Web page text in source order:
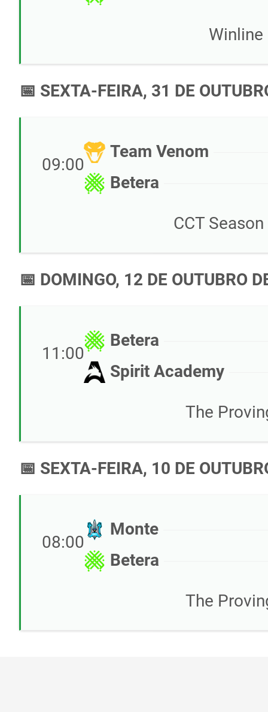
📅 SEXTA-FEIRA, 31 DE
09:00
Team Venom
Betera
CCT
📅 DOMINGO, 12 DE OUTUBRO
11:00
Betera
Spirit Academy
The
📅 SEXTA-FEIRA, 10 DE
08:00
Monte
Betera
The